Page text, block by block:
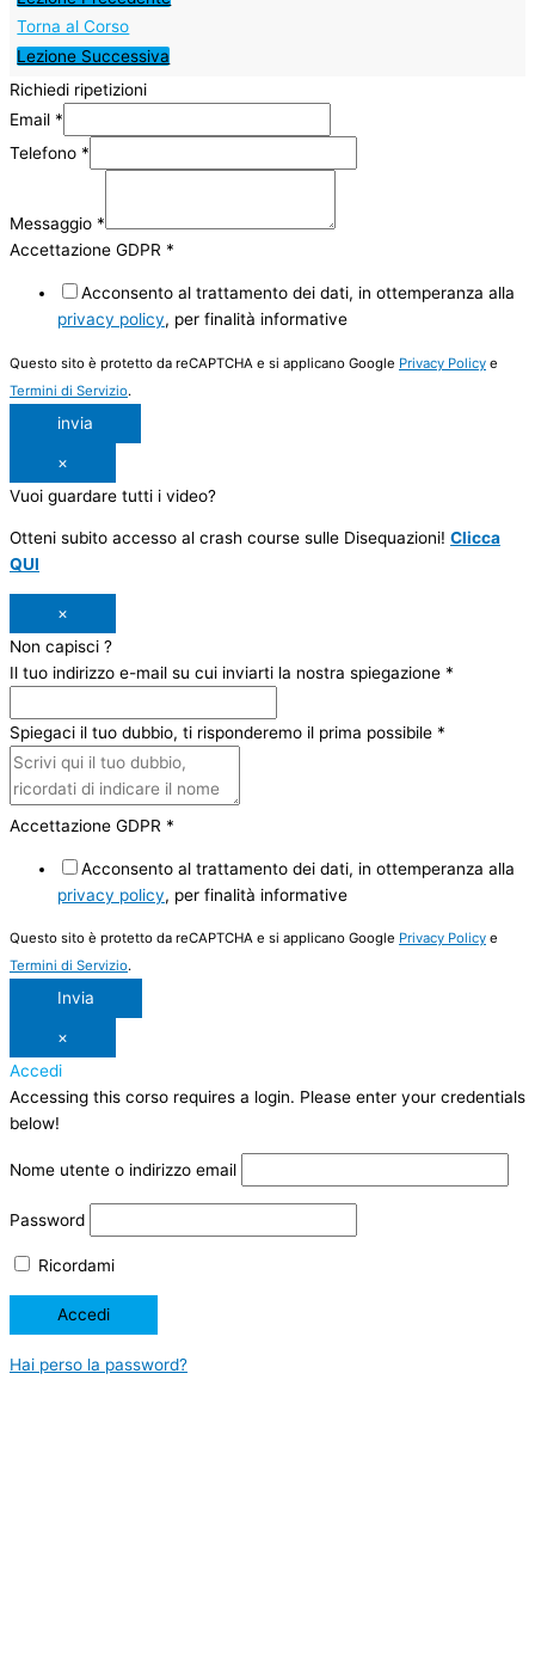
Torna al Corso
Lezione Successiva
Richiedi ripetizioni
Email *
Telefono *
Messaggio *
Accettazione GDPR *
Acconsento al trattamento dei dati, in ottemperanza alla
privacy policy, per finalità informative
Questo sito è protetto da reCAPTCHA e si applicano Google Privacy Policy e
Termini di Servizio.
invia
×
Vuoi guardare tutti i video?
Otteni subito accesso al crash course sulle Disequazioni! Clicca
QUI
×
Non capisci ?
Il tuo indirizzo e-mail su cui inviarti la nostra spiegazione *
Spiegaci il tuo dubbio, ti risponderemo il prima possibile *
Accettazione GDPR *
Acconsento al trattamento dei dati, in ottemperanza alla
privacy policy, per finalità informative
Questo sito è protetto da reCAPTCHA e si applicano Google Privacy Policy e
Termini di Servizio.
Invia
×
Accedi
Accessing this corso requires a login. Please enter your credentials
below!
Nome utente o indirizzo email
Password
Ricordami
Hai perso la password?